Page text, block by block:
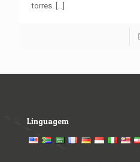
torres. […]
Linguagem